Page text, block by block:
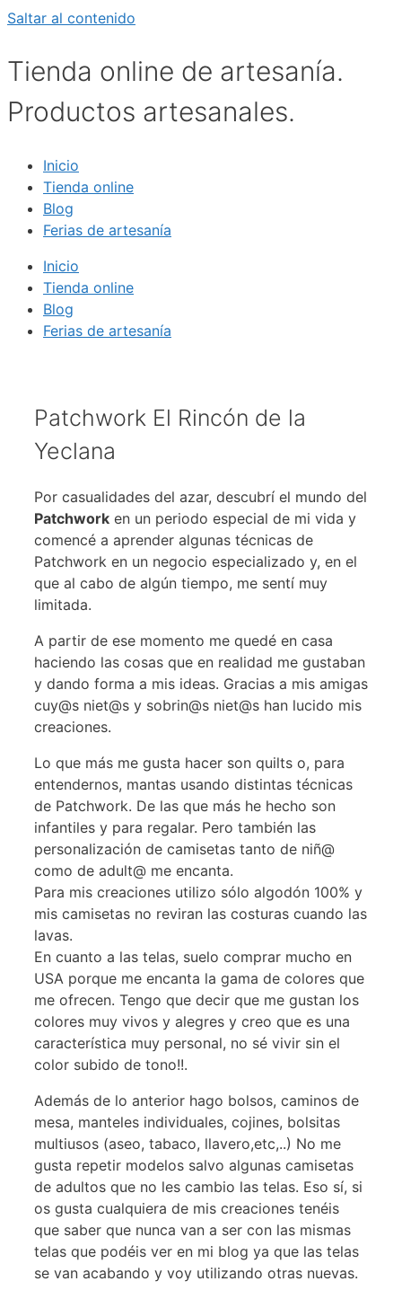
Saltar al contenido
Tienda online de artesanía.
Productos artesanales.
Inicio
Tienda online
Blog
Ferias de artesanía
Inicio
Tienda online
Blog
Ferias de artesanía
Patchwork El Rincón de la
Yeclana
Por casualidades del azar, descubrí el mundo del
Patchwork en un periodo especial de mi vida y
comencé a aprender algunas técnicas de
Patchwork en un negocio especializado y, en el
que al cabo de algún tiempo, me sentí muy
limitada.
A partir de ese momento me quedé en casa
haciendo las cosas que en realidad me gustaban
y dando forma a mis ideas. Gracias a mis amigas
cuy@s niet@s y sobrin@s niet@s han lucido mis
creaciones.
Lo que más me gusta hacer son quilts o, para
entendernos, mantas usando distintas técnicas
de Patchwork. De las que más he hecho son
infantiles y para regalar. Pero también las
personalización de camisetas tanto de niñ@
como de adult@ me encanta.
Para mis creaciones utilizo sólo algodón 100% y
mis camisetas no reviran las costuras cuando las
lavas.
En cuanto a las telas, suelo comprar mucho en
USA porque me encanta la gama de colores que
me ofrecen. Tengo que decir que me gustan los
colores muy vivos y alegres y creo que es una
característica muy personal, no sé vivir sin el
color subido de tono!!.
Además de lo anterior hago bolsos, caminos de
mesa, manteles individuales, cojines, bolsitas
multiusos (aseo, tabaco, llavero,etc,..) No me
gusta repetir modelos salvo algunas camisetas
de adultos que no les cambio las telas. Eso sí, si
os gusta cualquiera de mis creaciones tenéis
que saber que nunca van a ser con las mismas
telas que podéis ver en mi blog ya que las telas
se van acabando y voy utilizando otras nuevas.